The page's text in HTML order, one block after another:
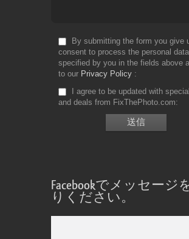
By submitting the form you give
consent to process the personal data
specified by you in the fields above
to our Privacy Policy
I agree to be updated with
and deals from FixThePhoto.com
Facebookでメッセージ
りください。